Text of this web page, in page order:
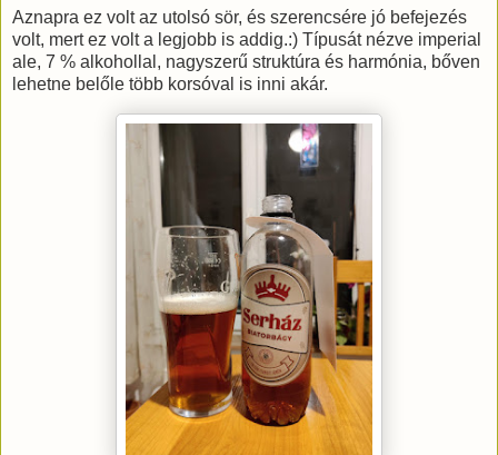
Aznapra ez volt az utolsó sör, és szerencsére jó befejezés
volt, mert ez volt a legjobb is addig.:) Típusát nézve imperial
ale, 7 % alkohollal, nagyszerű struktúra és harmónia, bőven
lehetne belőle több korsóval is inni akár.